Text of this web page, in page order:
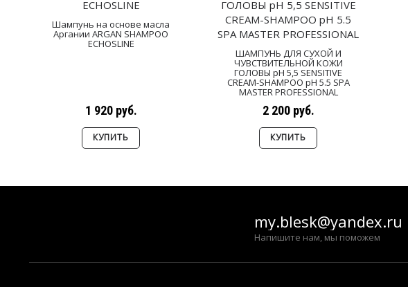
Шампунь на основе масла
Аргании ARGAN SHAMPOO
ECHOSLINE
1 920 руб.
КУПИТЬ
ШАМПУНЬ ДЛЯ СУХОЙ И
ЧУВСТВИТЕЛЬНОЙ КОЖИ
ГОЛОВЫ pH 5,5 SENSITIVE
CREAM-SHAMPOO pH 5.5 SPA
MASTER PROFESSIONAL
2 200 руб.
КУПИТЬ
my.blesk@yandex.ru
Напишите нам, мы поможем